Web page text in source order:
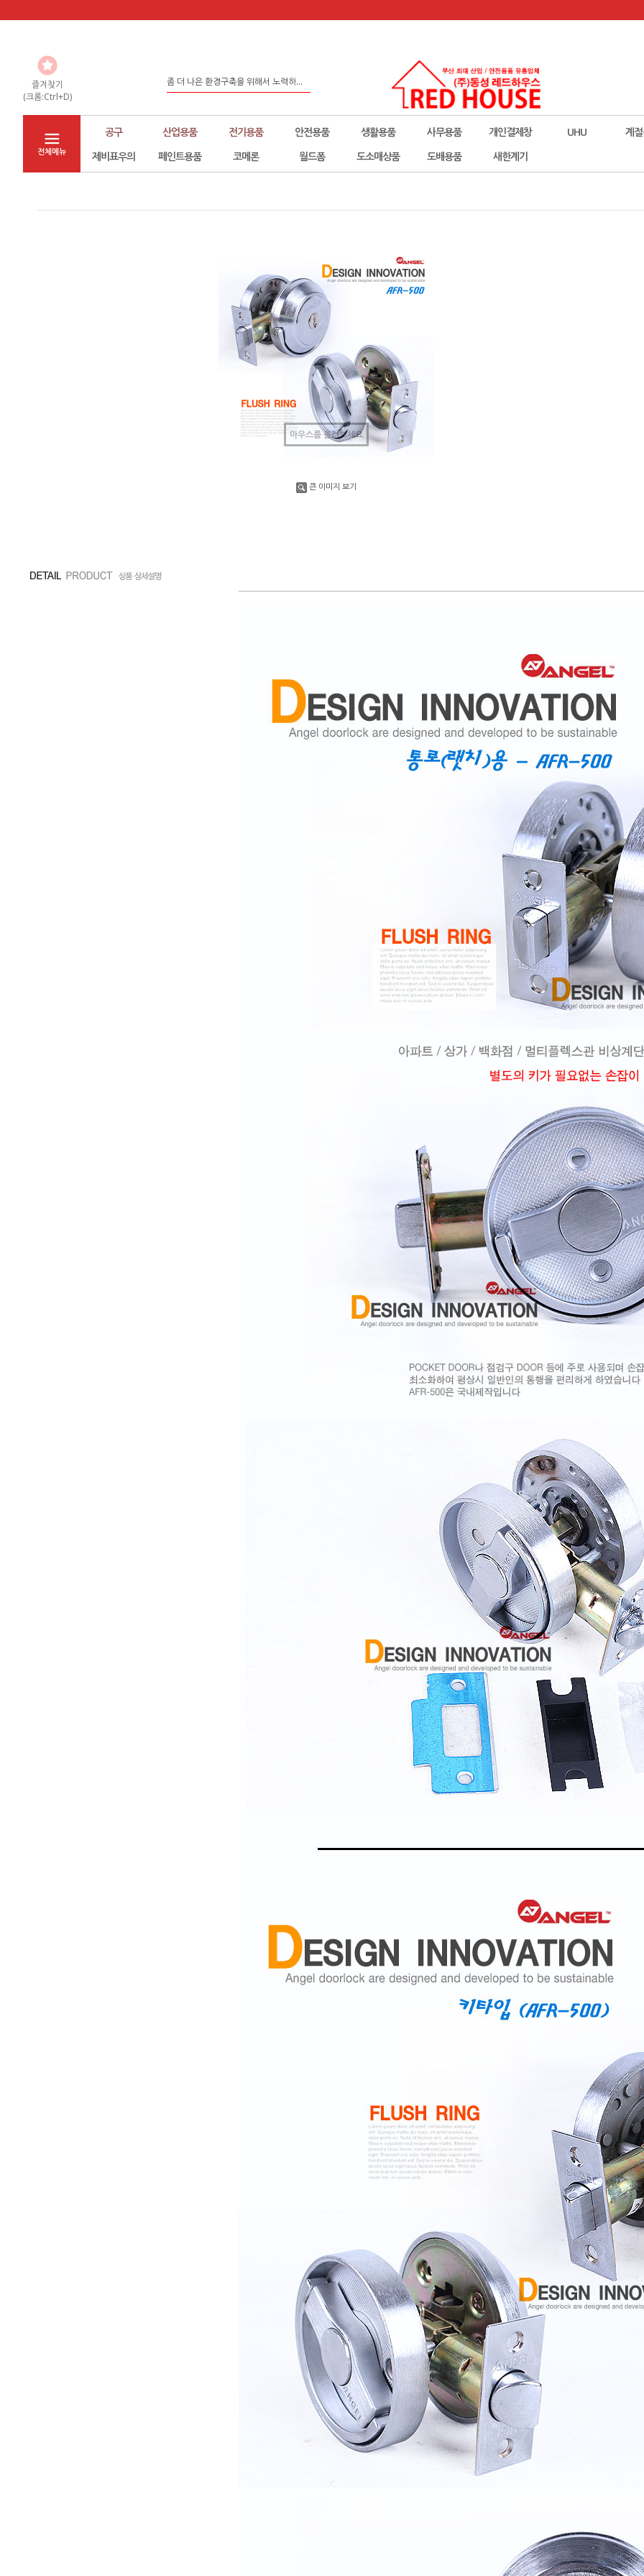
즐겨찾기
(크롬:Ctrl+D)
좀 더 나은 환경구축을 위해서 노력하...
전체메뉴
공구 산업용품 전기용품 안전용품 생활용품 사무용품 개인결제창 UHU
계
제비표우의
페인트용품 코메론 월드폼 도소매상품 도배용품 새한계기
마우스를 올려보세요
큰 이미지 보기